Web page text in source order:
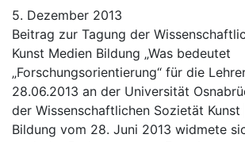
5. Dezember 2013
Beitrag zur Tagung der
Kunst Medien Bildung „Was bedeutet
„Forschungsorientierung“ für die
28.06.2013 an der Universität
der Wissenschaftlichen Sozietät Kunst
Bildung vom 28. Juni 2013 widmete